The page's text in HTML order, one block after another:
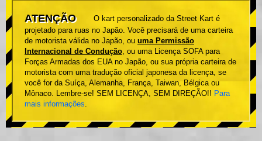
ATENÇÃO
O kart personalizado da Street Kart é
projetado para ruas no Japão. Você precisará de uma carteira
de motorista válida no Japão, ou uma Permissão
Internacional de Condução, ou uma Licença SOFA para
Forças Armadas dos EUA no Japão, ou sua própria carteira de
motorista com uma tradução oficial japonesa da licença, se
você for da Suíça, Alemanha, França, Taiwan, Bélgica ou
Mônaco. Lembre-se! SEM LICENÇA, SEM DIREÇÃO!! Para
mais informações.